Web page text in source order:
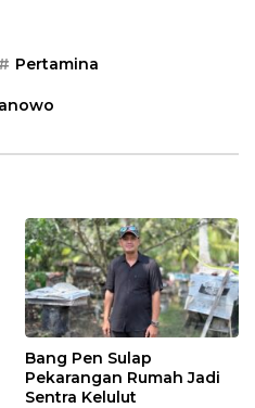
Pertamina
Bang Pen Sulap
Pekarangan Rumah Jadi
Sentra Kelulut